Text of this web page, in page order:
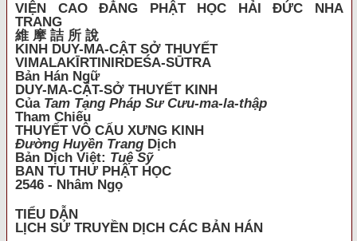
VIỆN CAO ĐẲNG PHẬT HỌC HẢI ĐỨC NHA
TRANG
維 摩 詰 所 說
KINH DUY-MA-CẬT SỞ THUYẾT
VIMALAKĪRTINIRDEŚA-SŪTRA
Bản Hán Ngữ
DUY-MA-CẬT-SỞ THUYẾT KINH
Của Tam Tạng Pháp Sư Cưu-ma-la-thập
Tham Chiếu
THUYẾT VÔ CẤU XƯNG KINH
Đường Huyền Trang Dịch
Bản Dịch Việt: Tuệ Sỹ
BAN TU THƯ PHẬT HỌC
2546 - Nhâm Ngọ
TIỂU DẪN
LỊCH SỬ TRUYỀN DỊCH CÁC BẢN HÁN